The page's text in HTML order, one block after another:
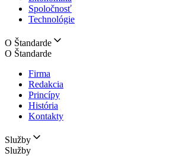
Spoločnosť
Technológie
O Štandarde
O Štandarde
Firma
Redakcia
Princípy
História
Kontakty
Služby
Služby